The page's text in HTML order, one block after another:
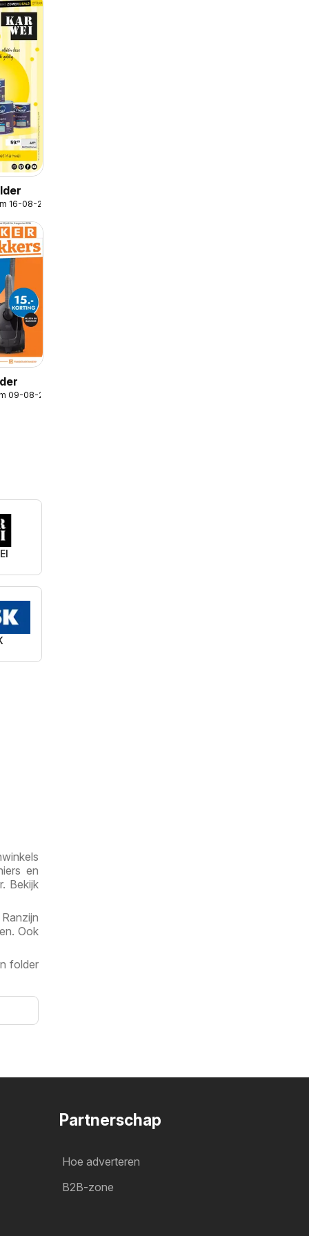
16-08-2026
09-08-2026
en
Bekijk
Ook
folder
Partnerschap
Hoe adverteren
B2B-zone